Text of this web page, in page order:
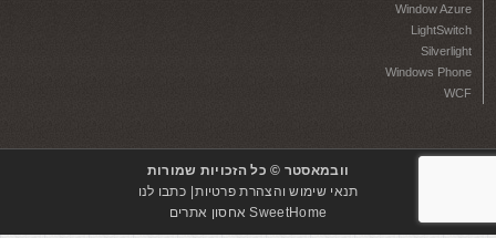
Window Azure
LightSwitch
Silverlight
Windows Phone
WCF
וובמאסטר © כל הזכויות שמורות
תנאי שימוש והצהרת פרטיות כתבו לנו
SweetHome אחסון אתרים